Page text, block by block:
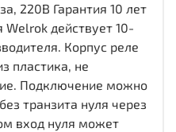
220В Гарантия 10 лет
действует 10-
Корпус реле
пластика, не
Подключение можно
транзита нуля через
вход нуля может